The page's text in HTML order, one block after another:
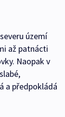
území
až patnácti
Naopak v
a předpokládá